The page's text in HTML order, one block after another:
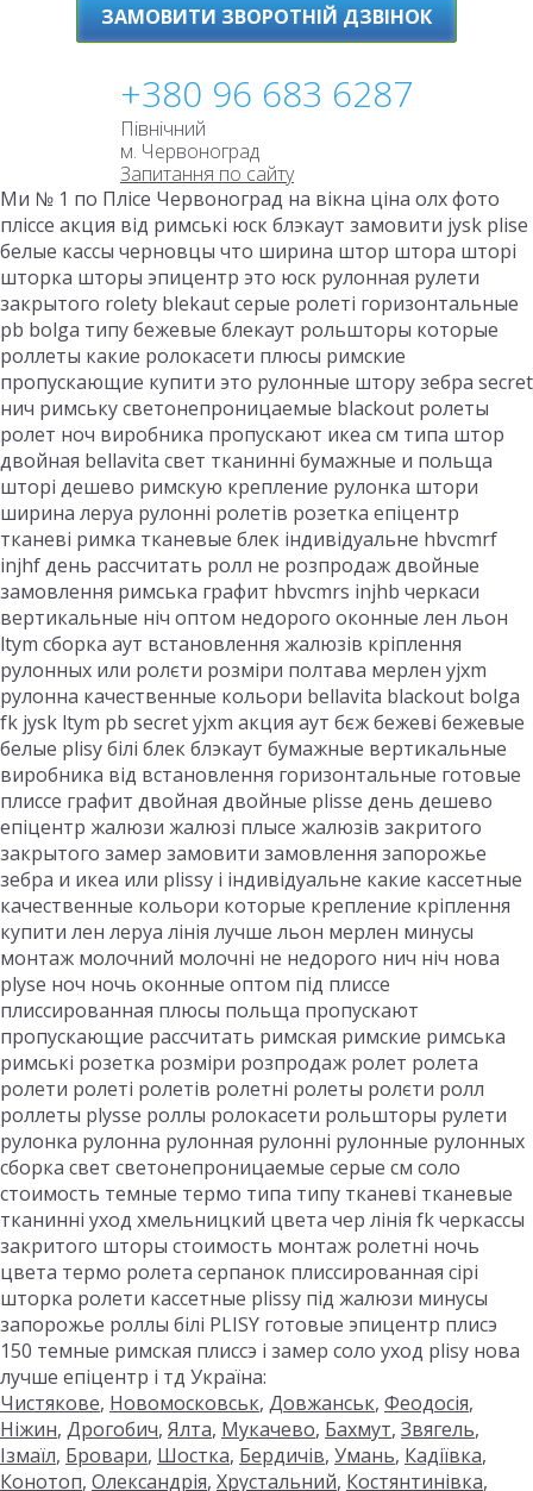
ЗАМОВИТИ ЗВОРОТНІЙ ДЗВІНОК
+380 96 683 6287
Північний
м. Червоноград
Запитання по сайту
Ми № 1 по Плісе Червоноград на вікна ціна олх фото
пліссе акция від римські юск блэкаут замовити jysk plise
белые кассы черновцы что ширина штор штора шторі
шторка шторы эпицентр это юск рулонная рулети
закрытого rolety blekaut серые ролеті горизонтальные
pb bolga типу бежевые блекаут рольшторы которые
роллеты какие ролокасети плюсы римские
пропускающие купити это рулонные штору зебра secret
нич римську светонепроницаемые blackout ролеты
ролет ноч виробника пропускают икеа см типа штор
двойная bellavita свет тканинні бумажные и польща
шторі дешево римскую крепление рулонка штори
ширина леруа рулонні ролетів розетка епіцентр
тканеві римка тканевые блек індивідуальне hbvcmrf
injhf день рассчитать ролл не розпродаж двойные
замовлення римська графит hbvcmrs injhb черкаси
вертикальные ніч оптом недорого оконные лен льон
ltym сборка аут встановлення жалюзів кріплення
рулонных или ролєти розміри полтава мерлен yjxm
рулонна качественные кольори bellavita blackout bolga
fk jysk ltym pb secret yjxm акция аут бєж бежеві бежевые
белые plisy білі блек блэкаут бумажные вертикальные
виробника від встановлення горизонтальные готовые
плиссе графит двойная двойные plisse день дешево
епіцентр жалюзи жалюзі плысе жалюзів закритого
закрытого замер замовити замовлення запорожье
зебра и икеа или plissy і індивідуальне какие кассетные
качественные кольори которые крепление кріплення
купити лен леруа лінія лучше льон мерлен минусы
монтаж молочний молочні не недорого нич ніч нова
plyse ноч ночь оконные оптом під плиссе
плиссированная плюсы польща пропускают
пропускающие рассчитать римская римские римська
римські розетка розміри розпродаж ролет ролета
ролети ролеті ролетів ролетні ролеты ролєти ролл
роллеты plysse роллы ролокасети рольшторы рулети
рулонка рулонна рулонная рулонні рулонные рулонных
сборка свет светонепроницаемые серые см соло
стоимость темные термо типа типу тканеві тканевые
тканинні уход хмельницкий цвета чер лінія fk черкассы
закритого шторы стоимость монтаж ролетні ночь
цвета термо ролета серпанок плиссированная сірі
шторка ролети кассетные plissy під жалюзи минусы
запорожье роллы білі PLISY готовые эпицентр плисэ
150 темные римская плиссэ і замер соло уход plisy нова
лучше епіцентр і тд Україна:
Чистякове, Новомосковськ, Довжанськ, Феодосія,
Ніжин, Дрогобич, Ялта, Мукачево, Бахмут, Звягель,
Ізмаїл, Бровари, Шостка, Бердичів, Умань, Кадіївка,
Конотоп, Олександрія, Хрустальний, Костянтинівка,